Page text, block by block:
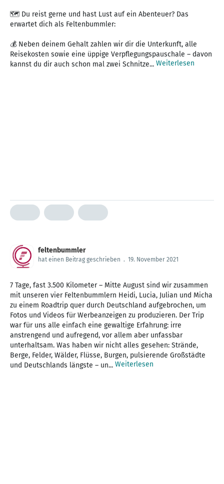
🗺 Du reist gerne und hast Lust auf ein Abenteuer? Das
erwartet dich als Feltenbummler:
💰 Neben deinem Gehalt zahlen wir dir die Unterkunft, alle
Reisekosten sowie eine üppige Verpflegungspauschale – davon
kannst du dir auch schon mal zwei Schnitze... Weiterlesen
feltenbummler
hat einen Beitrag geschrieben . 19. November 2021
7 Tage, fast 3.500 Kilometer – Mitte August sind wir zusammen
mit unseren vier Feltenbummlern Heidi, Lucia, Julian und Micha
zu einem Roadtrip quer durch Deutschland aufgebrochen, um
Fotos und Videos für Werbeanzeigen zu produzieren. Der Trip
war für uns alle einfach eine gewaltige Erfahrung: irre
anstrengend und aufregend, vor allem aber unfassbar
unterhaltsam. Was haben wir nicht alles gesehen: Strände,
Berge, Felder, Wälder, Flüsse, Burgen, pulsierende Großstädte
und Deutschlands längste – un... Weiterlesen